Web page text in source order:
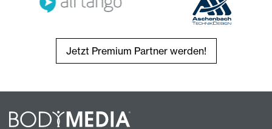
Jetzt Premium Partner werden!